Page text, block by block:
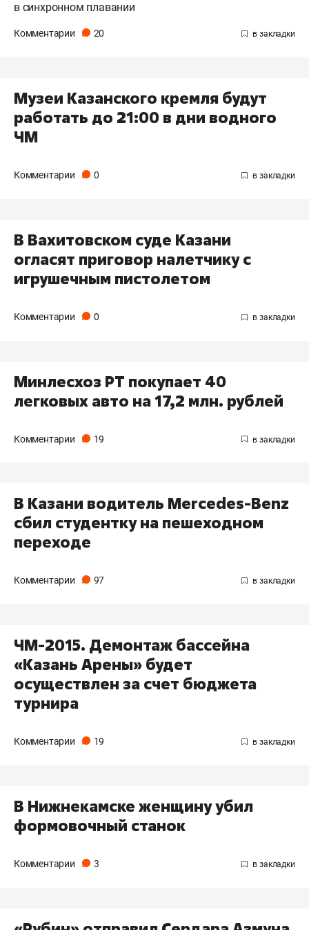
в синхронном плавании
Комментарии 20
Музеи Казанского кремля будут
работать до 21:00 в дни водного
ЧМ
Комментарии 0
В Вахитовском суде Казани
огласят приговор налетчику с
игрушечным пистолетом
Комментарии 0
Минлесхоз РТ покупает 40
легковых авто на 17,2 млн. рублей
Комментарии 19
В Казани водитель Mercedes-Benz
сбил студентку на пешеходном
переходе
Комментарии 97
ЧМ-2015. Демонтаж бассейна
«Казань Арены» будет
осуществлен за счет бюджета
турнира
Комментарии 19
В Нижнекамске женщину убил
формовочный станок
Комментарии 3